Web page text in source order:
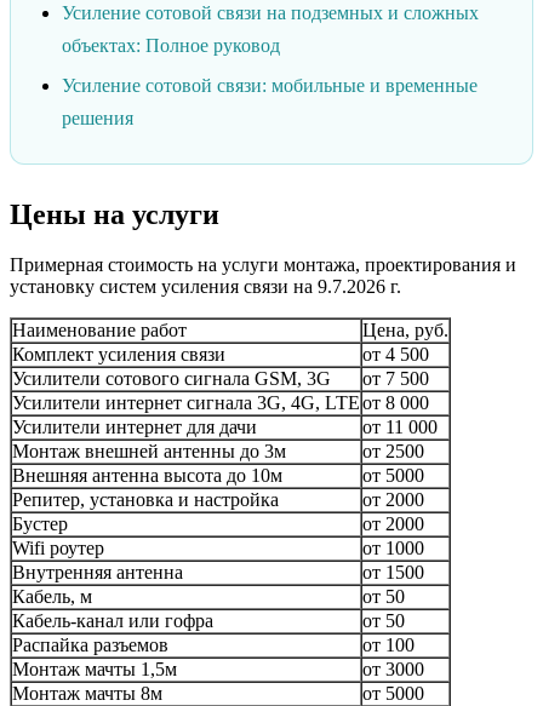
Усиление сотовой связи на подземных и сложных
объектах: Полное руковод
Усиление сотовой связи: мобильные и временные
решения
Цены на услуги
Примерная стоимость на услуги монтажа, проектирования и
установку систем усиления связи на 9.7.2026 г.
Наименование работ
Цена, руб.
Комплект усиления связи
от 4 500
Усилители сотового сигнала GSM, 3G
от 7 500
Усилители интернет сигнала 3G, 4G, LTEот 8 000
Усилители интернет для дачи
от 11 000
Монтаж внешней антенны до 3м
от 2500
Внешняя антенна высота до 10м
от 5000
Репитер, установка и настройка
от 2000
Бустер
от 2000
Wifi роутер
от 1000
Внутренняя антенна
от 1500
Кабель, м
от 50
Кабель-канал или гофра
от 50
Распайка разъемов
от 100
Монтаж мачты 1,5м
от 3000
Монтаж мачты 8м
от 5000